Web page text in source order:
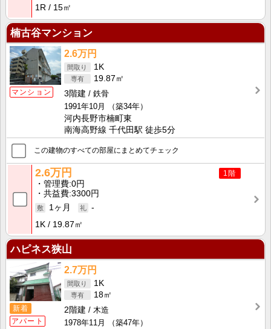
1R
15㎡
楠古谷マンション
マンション
2.6万円
1K
19.87㎡
3階建
鉄骨
1991年10月
（築34年）
河内長野市楠町東
南海高野線 千代田駅 徒歩5分
この建物のすべての部屋にまとめてチェック
1階
2.6万円
管理費 0円
共益費 3300円
1ヶ月
-
1K
19.87㎡
ハピネス狭山
新着
アパート
2.7万円
1K
18㎡
2階建
木造
1978年11月
（築47年）